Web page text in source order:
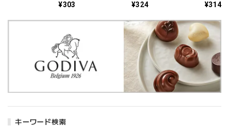
キーワード検索
送日8/31まで】¥303 ¥324
送日8/31まで】¥314